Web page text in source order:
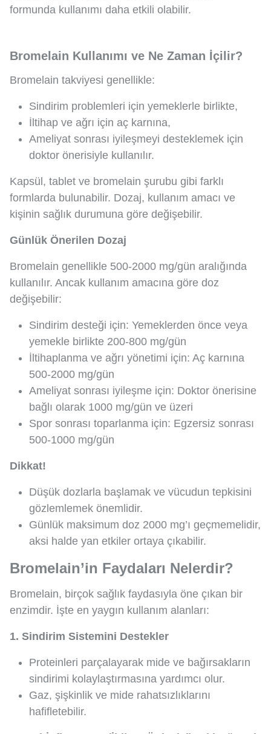
formunda kullanımı daha etkili olabilir.
Bromelain Kullanımı ve Ne Zaman İçilir?
Bromelain takviyesi genellikle:
Sindirim problemleri için yemeklerle birlikte,
İltihap ve ağrı için aç karnına,
Ameliyat sonrası iyileşmeyi desteklemek için
doktor önerisiyle kullanılır.
Kapsül, tablet ve bromelain şurubu gibi farklı
formlarda bulunabilir. Dozaj, kullanım amacı ve
kişinin sağlık durumuna göre değişebilir.
Günlük Önerilen Dozaj
Bromelain genellikle 500-2000 mg/gün aralığında
kullanılır. Ancak kullanım amacına göre doz
değişebilir:
Sindirim desteği için: Yemeklerden önce veya
yemekle birlikte 200-800 mg/gün
İltihaplanma ve ağrı yönetimi için: Aç karnına
500-2000 mg/gün
Ameliyat sonrası iyileşme için: Doktor önerisine
bağlı olarak 1000 mg/gün ve üzeri
Spor sonrası toparlanma için: Egzersiz sonrası
500-1000 mg/gün
Dikkat!
Düşük dozlarla başlamak ve vücudun tepkisini
gözlemlemek önemlidir.
Günlük maksimum doz 2000 mg’ı geçmemelidir,
aksi halde yan etkiler ortaya çıkabilir.
Bromelain’in Faydaları Nelerdir?
Bromelain, birçok sağlık faydasıyla öne çıkan bir
enzimdir. İşte en yaygın kullanım alanları:
1. Sindirim Sistemini Destekler
Proteinleri parçalayarak mide ve bağırsakların
sindirimi kolaylaştırmasına yardımcı olur.
Gaz, şişkinlik ve mide rahatsızlıklarını
hafifletebilir.